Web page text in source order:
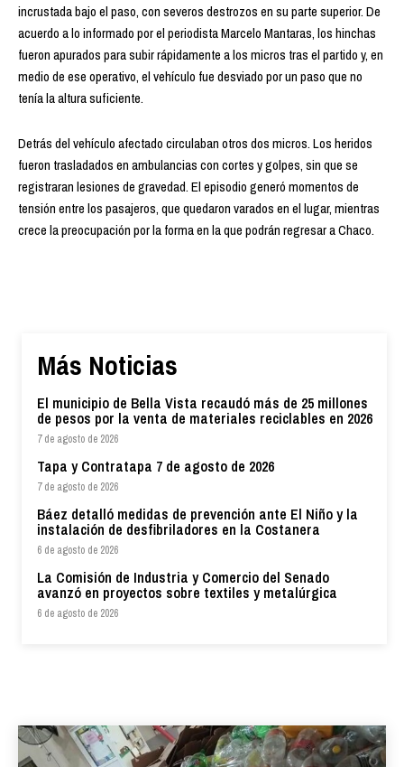
incrustada bajo el paso, con severos destrozos en su parte superior. De
acuerdo a lo informado por el periodista Marcelo Mantaras, los hinchas
fueron apurados para subir rápidamente a los micros tras el partido y, en
medio de ese operativo, el vehículo fue desviado por un paso que no
tenía la altura suficiente.
Detrás del vehículo afectado circulaban otros dos micros. Los heridos
fueron trasladados en ambulancias con cortes y golpes, sin que se
registraran lesiones de gravedad. El episodio generó momentos de
tensión entre los pasajeros, que quedaron varados en el lugar, mientras
crece la preocupación por la forma en la que podrán regresar a Chaco.
Más Noticias
El municipio de Bella Vista recaudó más de 25 millones
de pesos por la venta de materiales reciclables en 2026
7 de agosto de 2026
Tapa y Contratapa 7 de agosto de 2026
7 de agosto de 2026
Báez detalló medidas de prevención ante El Niño y la
instalación de desfibriladores en la Costanera
6 de agosto de 2026
La Comisión de Industria y Comercio del Senado
avanzó en proyectos sobre textiles y metalúrgica
6 de agosto de 2026